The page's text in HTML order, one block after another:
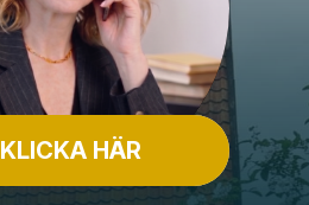
KLICKA HÄR